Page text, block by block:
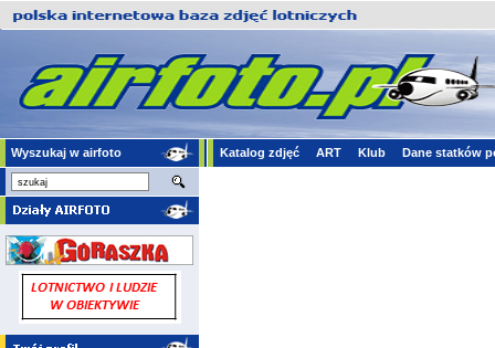
Wyszukaj w airfoto Katalog zdjęć ART Klub Dane statków